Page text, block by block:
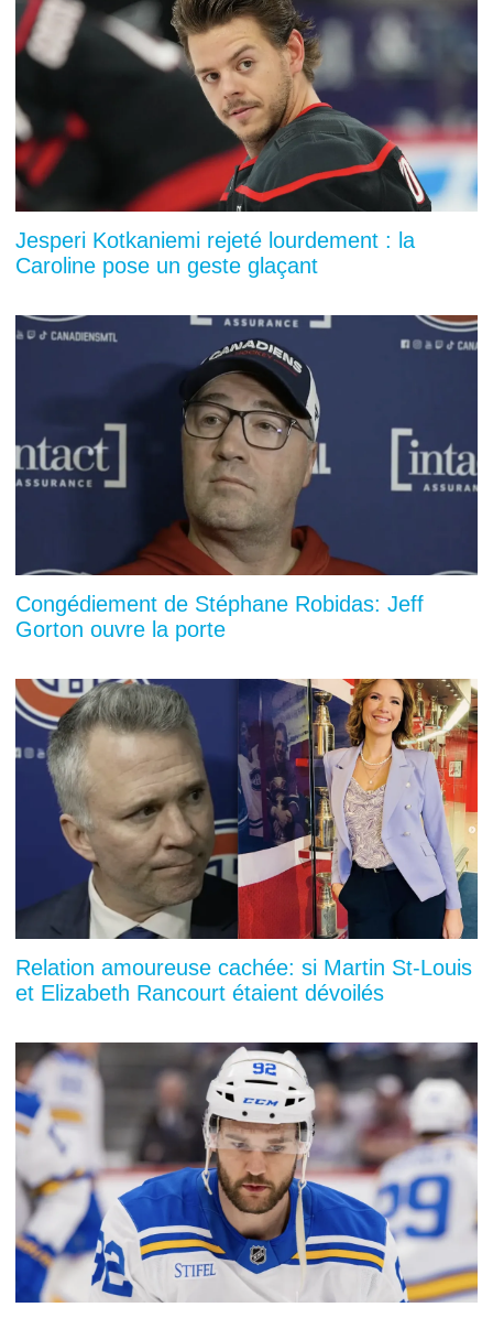
Jesperi Kotkaniemi rejeté lourdement : la
Caroline pose un geste glaçant
Congédiement de Stéphane Robidas: Jeff
Gorton ouvre la porte
Relation amoureuse cachée: si Martin St-Louis
et Elizabeth Rancourt étaient dévoilés